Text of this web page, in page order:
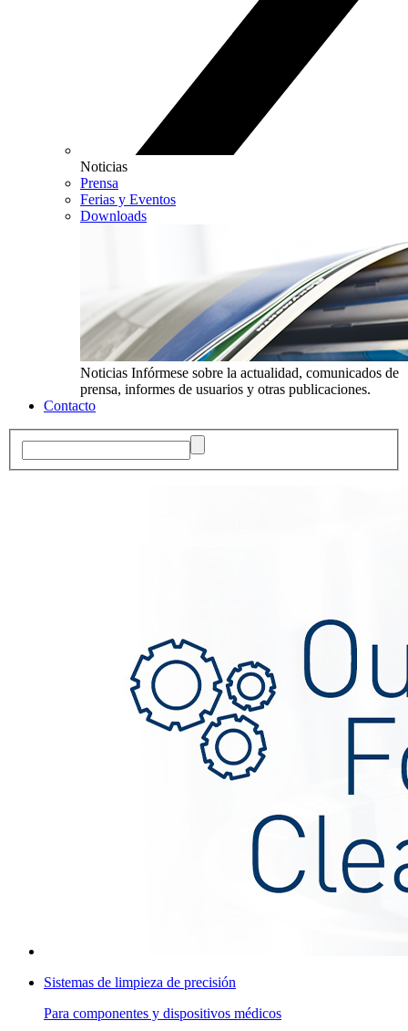
Noticias
Prensa
Ferias y Eventos
Downloads
Noticias Infórmese sobre la actualidad, comunicados de
prensa, informes de usuarios y otras publicaciones.
Contacto
Sistemas de limpieza de precisión
Para componentes y dispositivos médicos